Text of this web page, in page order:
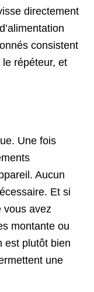
directement
consistent
répéteur, et
Une fois
Aucun
Et si
vous avez
montante ou
est plutôt bien
une